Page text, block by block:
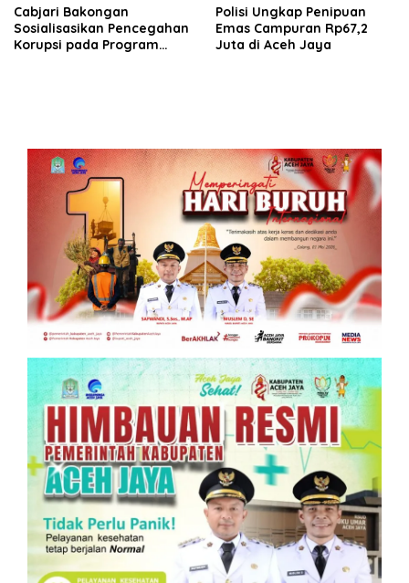
Cabjari Bakongan
Sosialisasikan Pencegahan
Korupsi pada Program
Polisi Ungkap Penipuan
Emas Campuran Rp67,2
Juta di Aceh Jaya